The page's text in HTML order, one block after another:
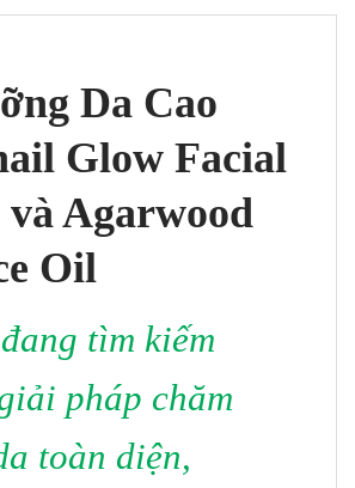
Da Cao
Glow Facial
Agarwood
Oil
tìm kiếm
pháp chăm
toàn diện,